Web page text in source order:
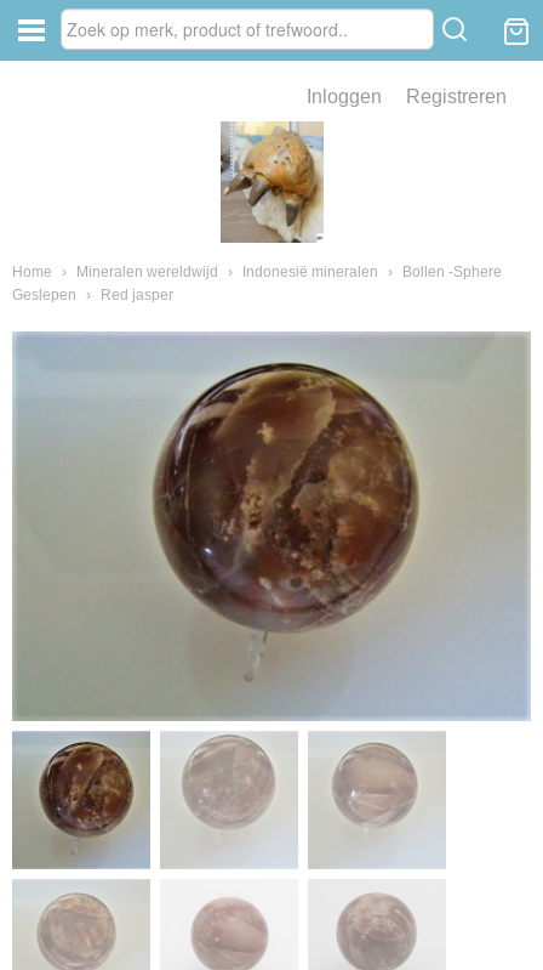
Inloggen Registreren
Home › Mineralen wereldwijd › Indonesië mineralen ›
Bollen -Sphere
Geslepen
› Red jasper
van fossielen en mineralen